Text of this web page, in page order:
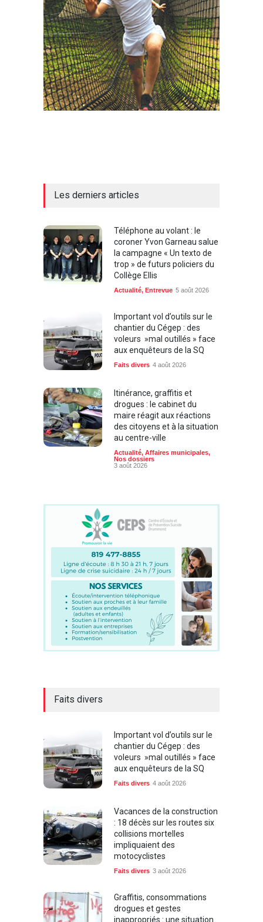
Les derniers articles
Téléphone au volant : le
coroner Yvon Garneau salue
la campagne « Un texto de
trop » de futurs policiers du
Collège Ellis
Actualité Entrevue 5 août 2026
Important vol d’outils sur le
chantier du Cégep : des
voleurs »mal outillés » face
aux enquêteurs de la SQ
Faits divers 4 août 2026
Itinérance, graffitis et
drogues : le cabinet du
maire réagit aux réactions
des citoyens et à la situation
au centre-ville
Actualité Affaires municipales
Nos dossiers
3 août 2026
Faits divers
Important vol d’outils sur le
chantier du Cégep : des
voleurs »mal outillés » face
aux enquêteurs de la SQ
Faits divers 4 août 2026
Vacances de la construction
: 18 décès sur les routes six
collisions mortelles
impliquaient des
motocyclistes
Faits divers 3 août 2026
Graffitis, consommations
drogues et gestes
inappropriés : une situation